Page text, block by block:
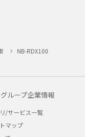
NB-RDX100
グループ企業情報
/サービス一覧
マップ